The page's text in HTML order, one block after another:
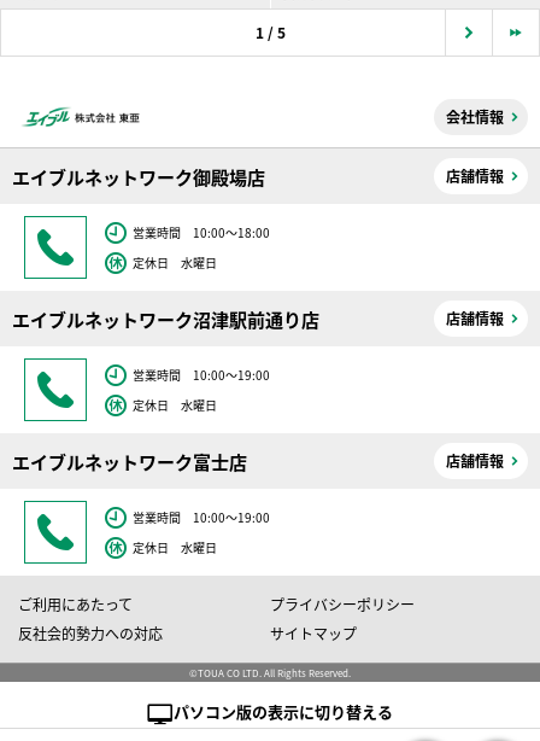
1 / 5
会社情報
エイブルネットワーク御殿場店 店舗情報
営業時間 10:00～18:00
定休日 水曜日
エイブルネットワーク沼津駅前通り店 店舗情報
営業時間 10:00～19:00
定休日 水曜日
エイブルネットワーク富士店 店舗情報
営業時間 10:00～19:00
定休日 水曜日
ご利用にあたって
プライバシーポリシー
反社会的勢力への対応
サイトマップ
©TOUA CO LTD. All Rights Reserved.
パソコン版の表示に切り替える